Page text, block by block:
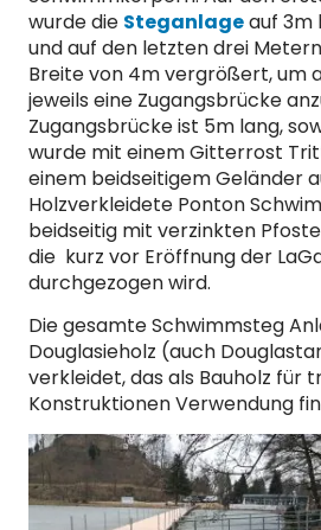
wurde die Steganlageauf
und auf den letzten drei
Breite von 4m vergrößert, um
jeweils eine Zugangsbrücke
Zugangsbrücke ist 5m lang,
wurde mit einem Gitterrost
einem beidseitigem Geländer
Holzverkleidete Ponton
beidseitig mit verzinkten
die kurz vor Eröffnung der
durchgezogen wird.
Die gesamte Schwimmsteg
Douglasieholz (auch
verkleidet, das als Bauholz für
Konstruktionen Verwendung